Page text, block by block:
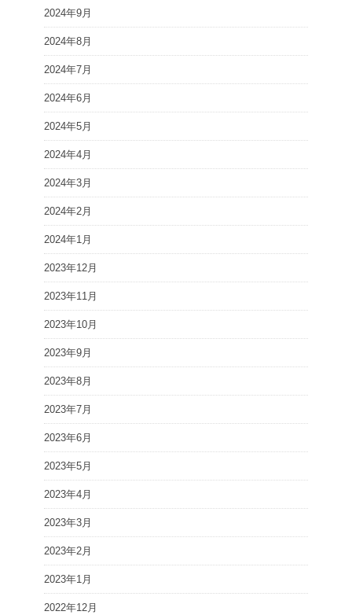
2024年9月
2024年8月
2024年7月
2024年6月
2024年5月
2024年4月
2024年3月
2024年2月
2024年1月
2023年12月
2023年11月
2023年10月
2023年9月
2023年8月
2023年7月
2023年6月
2023年5月
2023年4月
2023年3月
2023年2月
2023年1月
2022年12月